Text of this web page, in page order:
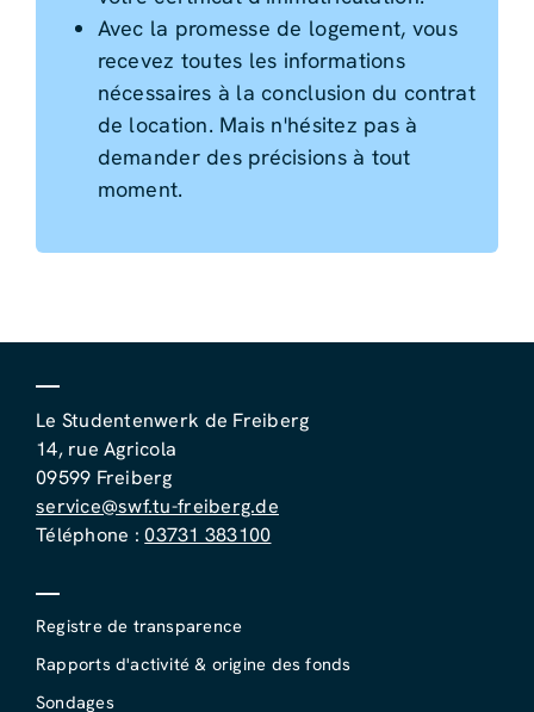
Avec la promesse de logement, vous
recevez toutes les informations
nécessaires à la conclusion du contrat
de location. Mais n'hésitez pas à
demander des précisions à tout
moment.
Le Studentenwerk de Freiberg
14, rue Agricola
09599 Freiberg
service@swf.tu-freiberg.de
Téléphone :03731 383100
Registre de transparence
Rapports d'activité & origine des fonds
Sondages